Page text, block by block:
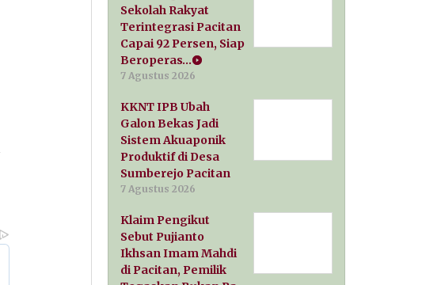
Sekolah Rakyat
Terintegrasi Pacitan
Capai 92 Persen, Siap
Beroperas…
7 Agustus 2026
KKNT IPB Ubah
Galon Bekas Jadi
Sistem Akuaponik
Produktif di Desa
Sumberejo Pacitan
7 Agustus 2026
Klaim Pengikut
Sebut Pujianto
Ikhsan Imam Mahdi
di Pacitan, Pemilik